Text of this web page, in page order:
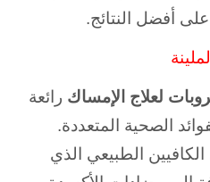
أفضل النتائج.
لعلاج الإمساك رائعة
الصحية المتعددة.
الطبيعي الذي